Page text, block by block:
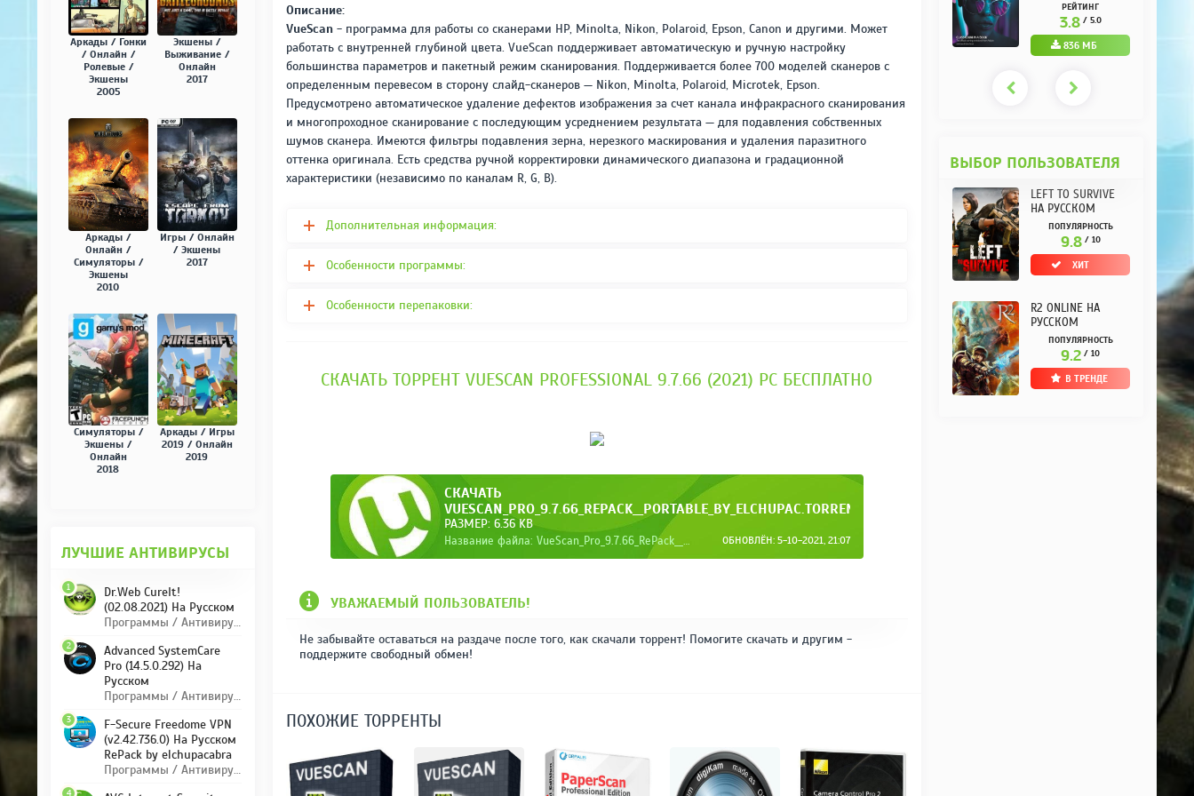
Описание:
VueScan- программа для работы со сканерами HP, Minolta, Nikon, Polaroid, Epson, Canon и другими. Может
работать с внутренней глубиной цвета. VueScan поддерживает автоматическую и ручную настройку
большинства параметров и пакетный режим сканирования. Поддерживается более 700 моделей сканеров с
определенным перевесом в сторону слайд-сканеров — Nikon, Minolta, Polaroid, Microtek, Epson.
Предусмотрено автоматическое удаление дефектов изображения за счет канала инфракрасного сканирования
и многопроходное сканирование с последующим усреднением результата — для подавления собственных
шумов сканера. Имеются фильтры подавления зерна, нерезкого маскирования и удаления паразитного
оттенка оригинала. Есть средства ручной корректировки динамического диапазона и градационной
характеристики (независимо по каналам R, G, B).
Дополнительная информация:
Особенности программы:
Особенности перепаковки:
СКАЧАТЬ ТОРРЕНТ VUESCAN PROFESSIONAL 9.7.66 (2021) PC БЕСПЛАТНО
СКАЧАТЬ
VUESCAN_PRO_9.7.66_REPACK__PORTABLE_BY_ELCHUPAC.TORRENT
РАЗМЕР: 6.36 KB
ОБНОВЛЁН: 5-10-2021, 21:07
Название файла: VueScan_Pro_9.7.66_RePack__Portable_by_elchupac.torrent
УВАЖАЕМЫЙ ПОЛЬЗОВАТЕЛЬ!
Не забывайте оставаться на раздаче после того, как скачали торрент! Помогите скачать и другим -
поддержите свободный обмен!
ПОХОЖИЕ ТОРРЕНТЫ
Аркады / Гонки
/ Онлайн /
Ролевые /
Экшены
2005
Экшены /
Выживание /
Онлайн
2017
Аркады /
Онлайн /
Симуляторы /
Экшены
2010
Игры / Онлайн
/ Экшены
2017
Симуляторы /
Экшены /
Онлайн
2018
Аркады / Игры
2019 / Онлайн
2019
ЛУЧШИЕ АНТИВИРУСЫ
Dr.Web CureIt!
(02.08.2021) На Русском
Программы / Антивирусы
1
Advanced SystemCare
Pro (14.5.0.292) На
Русском
Программы / Антивирусы
2
F-Secure Freedome VPN
(v2.42.736.0) На Русском
RePack by elchupacabra
Программы / Антивирусы
3
4
3.4
297 МБ
(10.3.0.10) НА
РУССКОМ REPACK
ОТ KPOJIUK
РЕЙТИНГ
3.8 / 5.0
836 МБ
ВЫБОР ПОЛЬЗОВАТЕЛЯ
LEFT TO SURVIVE
НА РУССКОМ
ПОПУЛЯРНОСТЬ
9.8 / 10
ХИТ
R2 ONLINE НА
РУССКОМ
ПОПУЛЯРНОСТЬ
9.2 / 10
В ТРЕНДЕ